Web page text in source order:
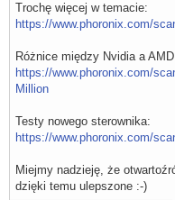
Trochę więcej w temacie:
https://www.phoronix.com/
Różnice między Nvidia a
https://www.phoronix.com/
Million
Testy nowego sterownika:
https://www.phoronix.com/
Miejmy nadzieję, że
dzięki temu ulepszone :-)